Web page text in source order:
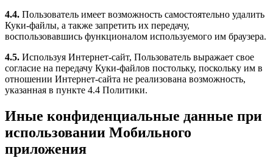
4.4. Пользователь имеет возможность самостоятельно удалить
Куки-файлы, а также запретить их передачу,
воспользовавшись функционалом используемого им браузера.
4.5. Используя Интернет-сайт, Пользователь выражает свое
согласие на передачу Куки-файлов постольку, поскольку им в
отношении Интернет-сайта не реализована возможность,
указанная в пункте 4.4 Политики.
Иные конфиденциальные данные при
использовании Мобильного
приложения